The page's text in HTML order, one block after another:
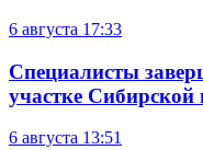
6 августа 17:33
Специалисты
участке Сибирской
6 августа 13:51